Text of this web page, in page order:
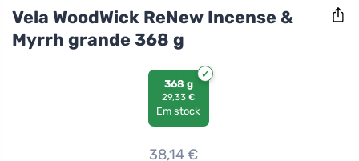
Vela WoodWick ReNew Incense &
Myrrh grande 368 g
368 g
29,33 €
Em stock
38,14€